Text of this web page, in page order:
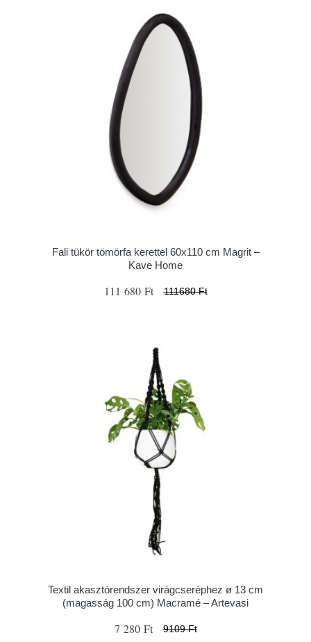
Fali tükör tömörfa kerettel 60x110 cm Magrit –
Kave Home
111 680 Ft 111680 Ft
Textil akasztórendszer virágcseréphez ø 13 cm
(magasság 100 cm) Macramé – Artevasi
7 280 Ft 9109 Ft